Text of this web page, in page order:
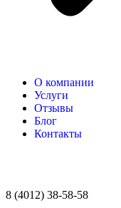
О компании
Услуги
Отзывы
Блог
Контакты
8 (4012) 38-58-58